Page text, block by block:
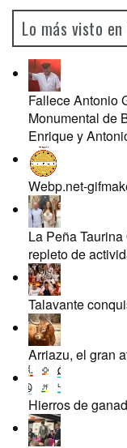
Lo más visto en
Fallece Antonio
Monumental de
Enrique y
Webp.net-
La Peña
repleto de
Talavante
Arriazu, el gran
Hierros de